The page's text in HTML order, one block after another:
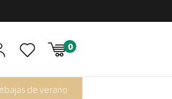
de verano